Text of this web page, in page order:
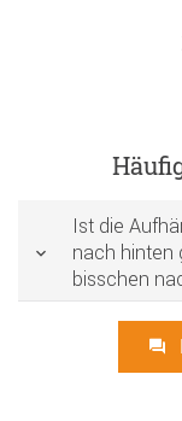
Ist die
nach hinten
bisschen